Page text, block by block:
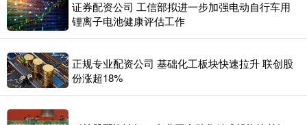
证券配资公司 工信部拟进一步加强电动自行车用
锂离子电池健康评估工作
正规专业配资公司 基础化工板块快速拉升 联创股
份涨超18%